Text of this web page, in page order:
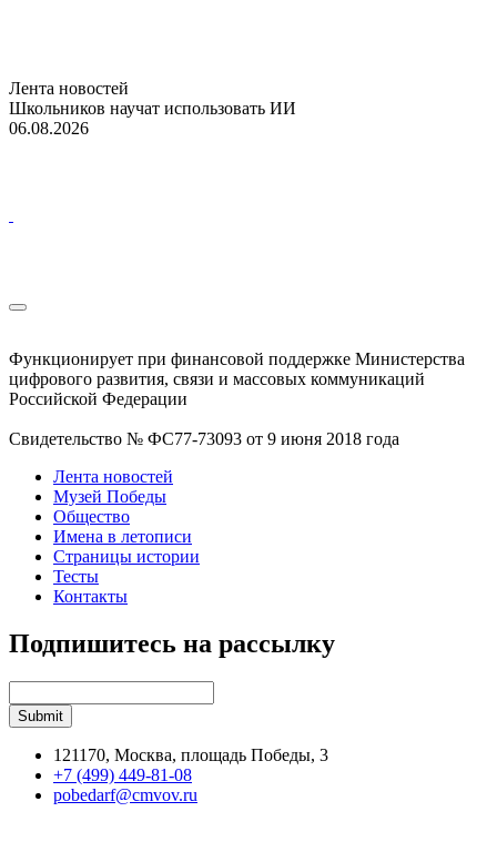
Лента новостей
Школьников научат использовать ИИ
06.08.2026
Функционирует при финансовой поддержке Министерства
цифрового развития, связи и массовых коммуникаций
Российской Федерации
Свидетельство № ФС77-73093 от 9 июня 2018 года
Лента новостей
Музей Победы
Общество
Имена в летописи
Страницы истории
Тесты
Контакты
Подпишитесь на рассылку
121170, Москва, площадь Победы, 3
+7 (499) 449-81-08
pobedarf@cmvov.ru